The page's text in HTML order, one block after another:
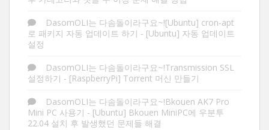
DasomOLI는 다솜돌이라구요~![Ubuntu] cron-apt
로 패키지 자동 업데이트 하기 - [Ubuntu] 자동 업데이트
설정
DasomOLI는 다솜돌이라구요~!Transmission SSL
설정하기 - [RaspberryPi] Torrent 머신 만들기
DasomOLI는 다솜돌이라구요~!Bkouen AK7 Pro
Mini PC 사용기 - [Ubuntu] Bkouen MiniPC에 우분투
22.04 설치 후 발생했던 문제들 해결